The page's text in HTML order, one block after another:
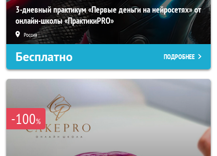
3-дневный практикум «Первые деньги на нейросетях» от
онлайн-школы «ПрактикиPRO»
Россия
Бесплатно ПОДРОБНЕЕ
-100%